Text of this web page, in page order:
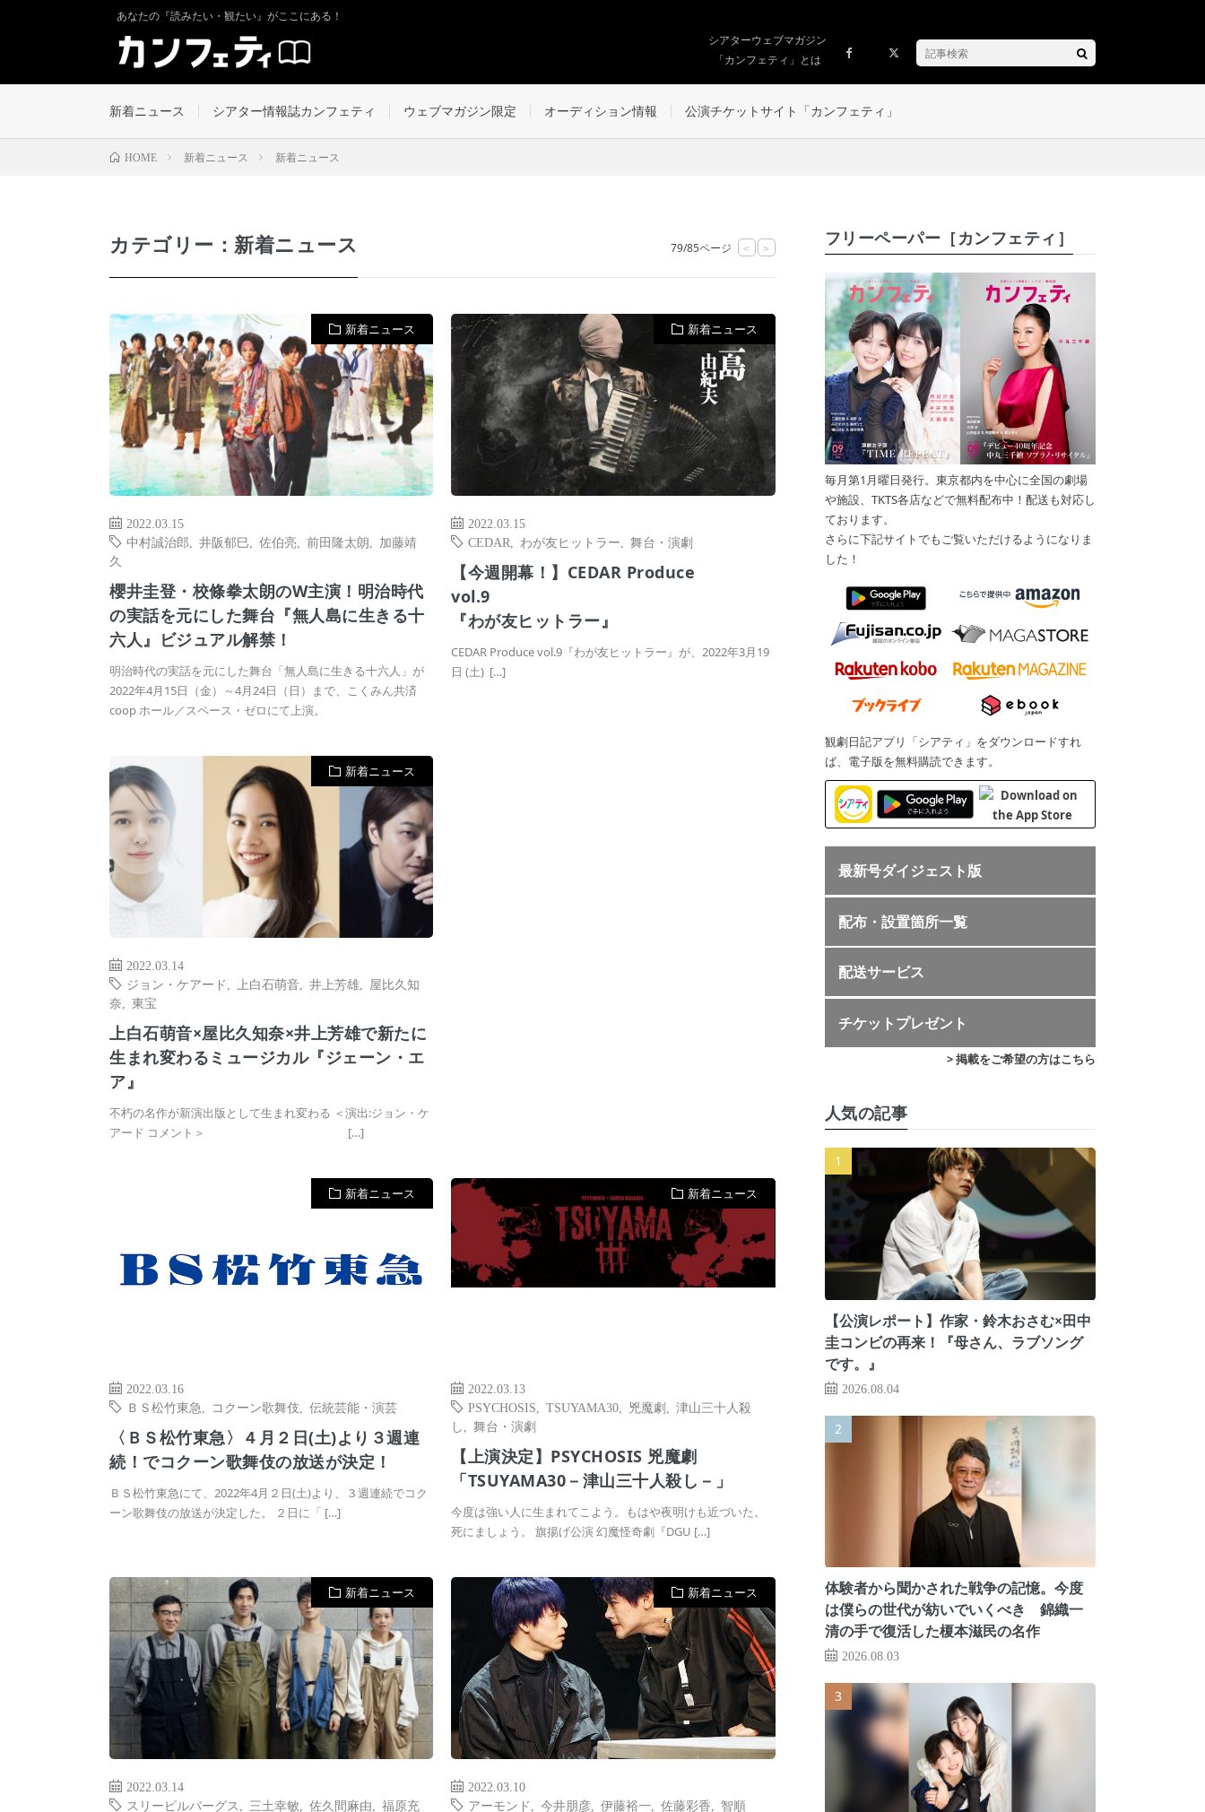
あなたの『読みたい・観たい』がここにある！
シアターウェブマガジン
「カンフェティ」とは
新着ニュース シアター情報誌カンフェティ ウェブマガジン限定 オーディション情報 公演チケットサイト「カンフェティ」
HOME 新着ニュース 新着ニュース
カテゴリー：新着ニュース 79/85ページ < >
新着ニュース
2022.03.15
中村誠治郎
井阪郁巳 佐伯亮 前田隆太朗
加藤靖
久
櫻井圭登・校條拳太朗のW主演！明治時代
の実話を元にした舞台『無人島に生きる十
六人』ビジュアル解禁！
明治時代の実話を元にした舞台「無人島に生きる十六人」が
2022年4月15日（金）～4月24日（日）まで、こくみん共済
coop ホール／スペース・ゼロにて上演。
新着ニュース
2022.03.15
CEDAR
わが友ヒットラー ,舞台・演劇
【今週開幕！】CEDAR Produce
vol.9
『わが友ヒットラー』
CEDAR Produce vol.9『わが友ヒットラー』が、2022年3月19
日 (土) […]
新着ニュース
2022.03.14
ジョン・ケアード
上白石萌音 井上芳雄
屋比久知
奈
東宝
上白石萌音×屋比久知奈×井上芳雄で新たに
生まれ変わるミュージカル『ジェーン・エ
ア』
不朽の名作が新演出版として生まれ変わる ＜演出:ジョン・ケ
アード コメント＞ […]
新着ニュース
2022.03.16
ＢＳ松竹東急
コクーン歌舞伎 伝統芸能・演芸
〈ＢＳ松竹東急〉４月２日(土)より３週連
続！でコクーン歌舞伎の放送が決定！
ＢＳ松竹東急にて、2022年4月２日(土)より、３週連続でコク
ーン歌舞伎の放送が決定した。 ２日に「 […]
新着ニュース
2022.03.13
PSYCHOSIS ,TSUYAMA30 兇魔劇 ,津山三十人殺
し
,舞台・演劇
【上演決定】PSYCHOSIS 兇魔劇
「TSUYAMA30－津山三十人殺し－」
今度は強い人に生まれてこよう。もはや夜明けも近づいた。
死にましょう。 旗揚げ公演 幻魔怪奇劇『DGU […]
新着ニュース
2022.03.14
スリーピルバーグス
三土幸敏 佐久間麻由
福原充
新着ニュース
2022.03.10
アーモンド
,今井朋彦 ,伊藤裕一 ,佐藤彩香 智順
フリーペーパー［カンフェティ］
毎月第1月曜日発行。東京都内を中心に全国の劇場
や施設、TKTS各店などで無料配布中！配送も対応し
ております。
さらに下記サイトでもご覧いただけるようになりま
した！
観劇日記アプリ「シアティ」をダウンロードすれ
ば、電子版を無料購読できます。
最新号ダイジェスト版
配布・設置箇所一覧
配送サービス
チケットプレゼント
> 掲載をご希望の方はこちら
人気の記事
【公演レポート】作家・鈴木おさむ×田中
圭コンビの再来！『母さん、ラブソング
です。』
2026.08.04
体験者から聞かされた戦争の記憶。今度
は僕らの世代が紡いでいくべき 錦織一
清の手で復活した榎本滋民の名作
2026.08.03